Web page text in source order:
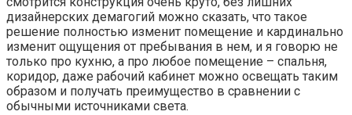
дизайнерских демагогий можно сказать, что такое
решение полностью изменит помещение и кардинально
изменит ощущения от пребывания в нем, и я говорю не
только про кухню, а про любое помещение – спальня,
коридор, даже рабочий кабинет можно освещать таким
образом и получать преимущество в сравнении с
обычными источниками света.